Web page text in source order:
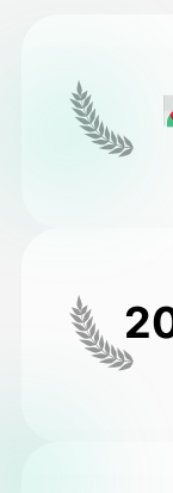
أدوات أخرى